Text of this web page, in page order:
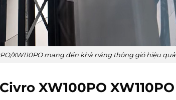
XW110PO mang đến khả năng thông gió hiệu quả
XW100PO XW110PO